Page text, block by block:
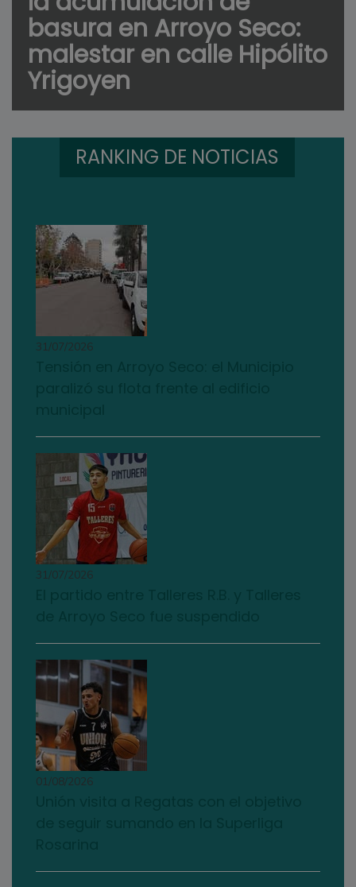
basura en Arroyo Seco:
malestar en calle Hipólito
Yrigoyen
RANKING DE NOTICIAS
31/07/2026
31/07/2026
01/08/2026